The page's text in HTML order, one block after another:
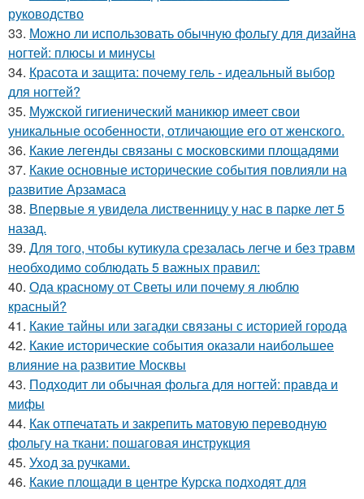
руководство
33. Можно ли использовать обычную фольгу для дизайна
ногтей: плюсы и минусы
34. Красота и защита: почему гель - идеальный выбор
для ногтей?
35. Мужской гигиенический маникюр имеет свои
уникальные особенности, отличающие его от женского.
36. Какие легенды связаны с московскими площадями
37. Какие основные исторические события повлияли на
развитие Арзамаса
38. Впервые я увидела лиственницу у нас в парке лет 5
назад.
39. Для того, чтобы кутикула срезалась легче и без травм
необходимо соблюдать 5 важных правил:
40. Ода красному от Светы или почему я люблю
красный?
41. Какие тайны или загадки связаны с историей города
42. Какие исторические события оказали наибольшее
влияние на развитие Москвы
43. Подходит ли обычная фольга для ногтей: правда и
мифы
44. Как отпечатать и закрепить матовую переводную
фольгу на ткани: пошаговая инструкция
45. Уход за ручками.
46. Какие площади в центре Курска подходят для